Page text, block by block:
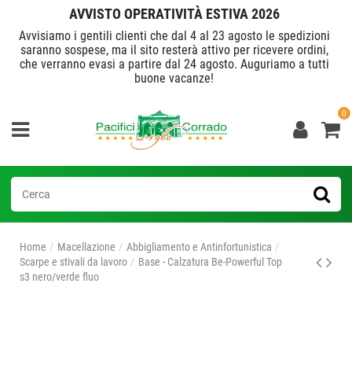
AVVISTO OPERATIVITÀ ESTIVA 2026
Avvisiamo i gentili clienti che dal 4 al 23 agosto le spedizioni
saranno sospese, ma il sito resterà attivo per ricevere ordini,
che verranno evasi a partire dal 24 agosto. Auguriamo a tutti
buone vacanze!
0
Home Macellazione
Abbigliamento e Antinfortunistica
Scarpe e stivali da lavoro
Base - Calzatura Be-Powerful Top
s3 nero/verde fluo